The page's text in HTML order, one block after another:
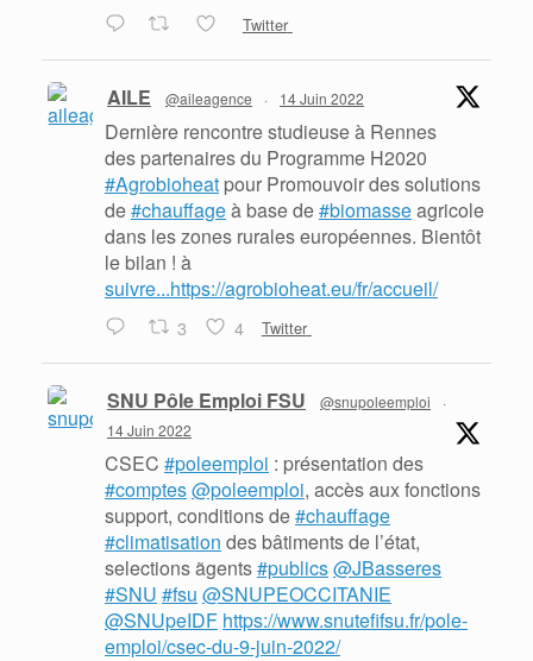
Twitter
AILE @aileagence · 14 Juin 2022
Dernière rencontre studieuse à Rennes
des partenaires du Programme H2020
#Agrobioheat pour Promouvoir des solutions
de#chauffageà base de#biomasseagricole
dans les zones rurales européennes. Bientôt
le bilan ! à
suivre...https://agrobioheat.eu/fr/accueil/
3 4 Twitter
SNU Pôle Emploi FSU @snupoleemploi
·
14 Juin 2022
CSEC #poleemploi : présentation des
#comptes@poleemploi, accès aux fonctions
support, conditions de#chauffage
#climatisation des bâtiments de l’état,
selections ãgents#publics@JBasseres
#SNU #fsu @SNUPEOCCITANIE
@SNUpeIDF https://www.snutefifsu.fr/pole-
emploi/csec-du-9-juin-2022/